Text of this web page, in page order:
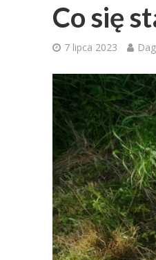
Co się
7 lipca 2023